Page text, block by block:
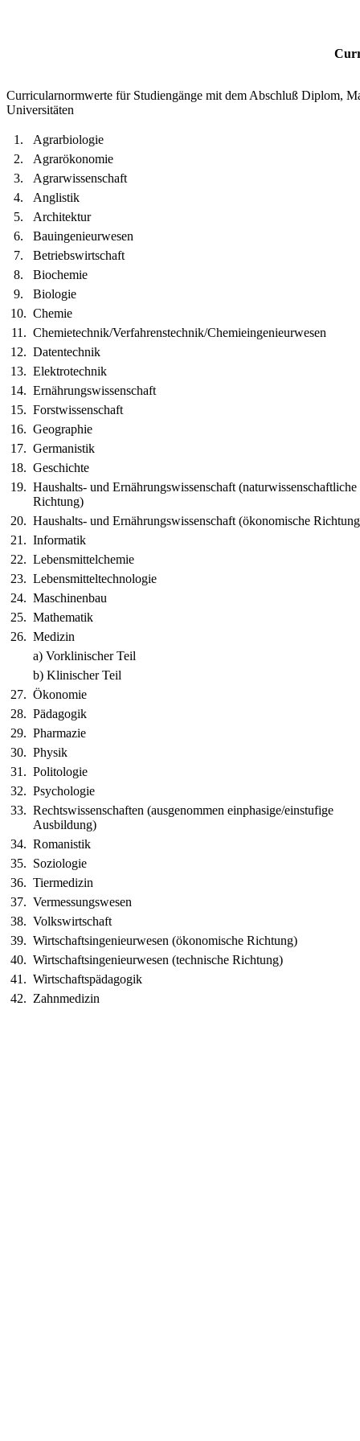
Curricularnormwerte für Studiengänge mit dem Abschluß Diplom,
Universitäten
1.
Agrarbiologie
2.
Agrarökonomie
3.
Agrarwissenschaft
4.
Anglistik
5.
Architektur
6.
Bauingenieurwesen
7.
Betriebswirtschaft
8.
Biochemie
9.
Biologie
10. Chemie
11. Chemietechnik/Verfahrenstechnik/Chemieingenieurwesen
12. Datentechnik
13. Elektrotechnik
14. Ernährungswissenschaft
15. Forstwissenschaft
16. Geographie
17. Germanistik
18. Geschichte
19. Haushalts- und Ernährungswissenschaft (naturwissenschaftliche
Richtung)
20. Haushalts- und Ernährungswissenschaft (ökonomische
21. Informatik
22. Lebensmittelchemie
23. Lebensmitteltechnologie
24. Maschinenbau
25. Mathematik
26. Medizin
a) Vorklinischer Teil
b) Klinischer Teil
27. Ökonomie
28. Pädagogik
29. Pharmazie
30. Physik
31. Politologie
32. Psychologie
33. Rechtswissenschaften (ausgenommen einphasige/einstufige
Ausbildung)
34. Romanistik
35. Soziologie
36. Tiermedizin
37. Vermessungswesen
38. Volkswirtschaft
39. Wirtschaftsingenieurwesen (ökonomische Richtung)
40. Wirtschaftsingenieurwesen (technische Richtung)
41. Wirtschaftspädagogik
42. Zahnmedizin